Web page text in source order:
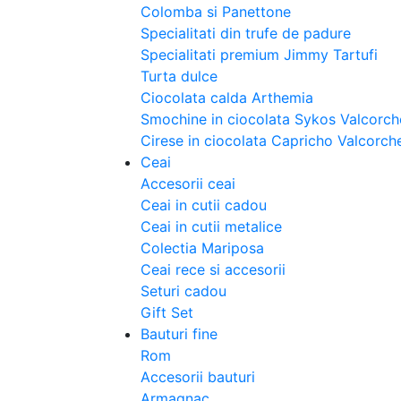
Colomba si Panettone
Specialitati din trufe de padure
Specialitati premium Jimmy Tartufi
Turta dulce
Ciocolata calda Arthemia
Smochine in ciocolata Sykos
Cirese in ciocolata Capricho
Ceai
Accesorii ceai
Ceai in cutii cadou
Ceai in cutii metalice
Colectia Mariposa
Ceai rece si accesorii
Seturi cadou
Gift Set
Bauturi fine
Rom
Accesorii bauturi